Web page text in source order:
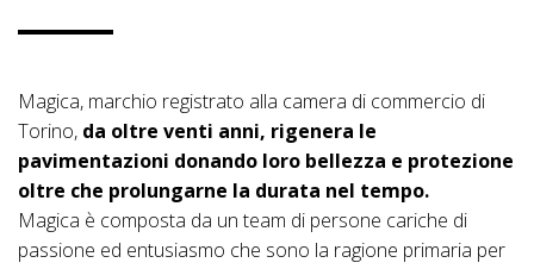
Magica, marchio registrato alla camera di commercio di
Torino, da oltre venti anni, rigenera le
pavimentazioni donando loro bellezza e protezione
oltre che prolungarne la durata nel tempo.
Magica è composta da un team di persone cariche di
passione ed entusiasmo che sono la ragione primaria per